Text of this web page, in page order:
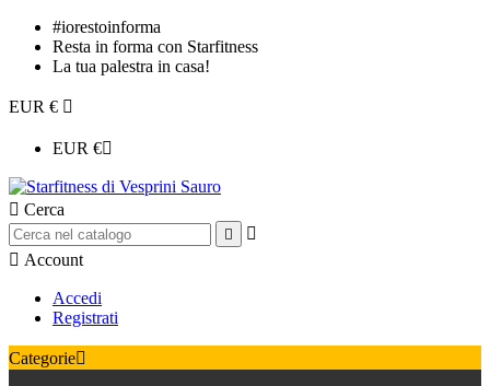
#iorestoinforma
Resta in forma con Starfitness
La tua palestra in casa!
EUR € 
EUR €
 Cerca


 Account
Accedi
Registrati
Categorie